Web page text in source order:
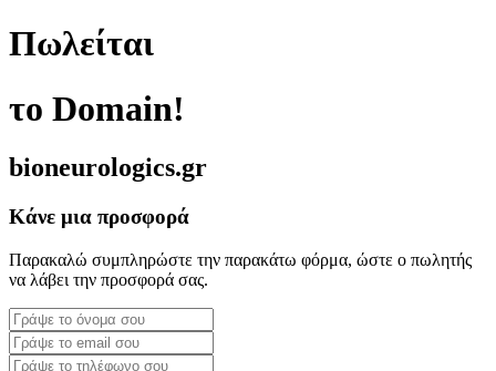
Πωλείται
το Domain!
bioneurologics.gr
Κάνε μια προσφορά
Παρακαλώ συμπληρώστε την παρακάτω φόρμα, ώστε ο πωλητής
να λάβει την προσφορά σας.